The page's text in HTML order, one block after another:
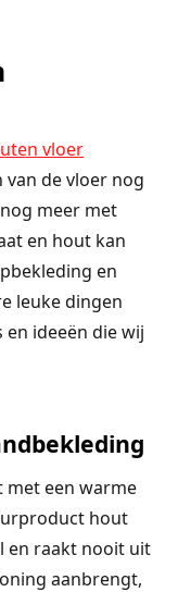
vloer
de vloer nog
meer met
en hout kan
en
leuke dingen
ideeën die wij
met een warme
hout
en raakt nooit uit
aanbrengt,